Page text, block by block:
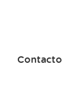
Contacto